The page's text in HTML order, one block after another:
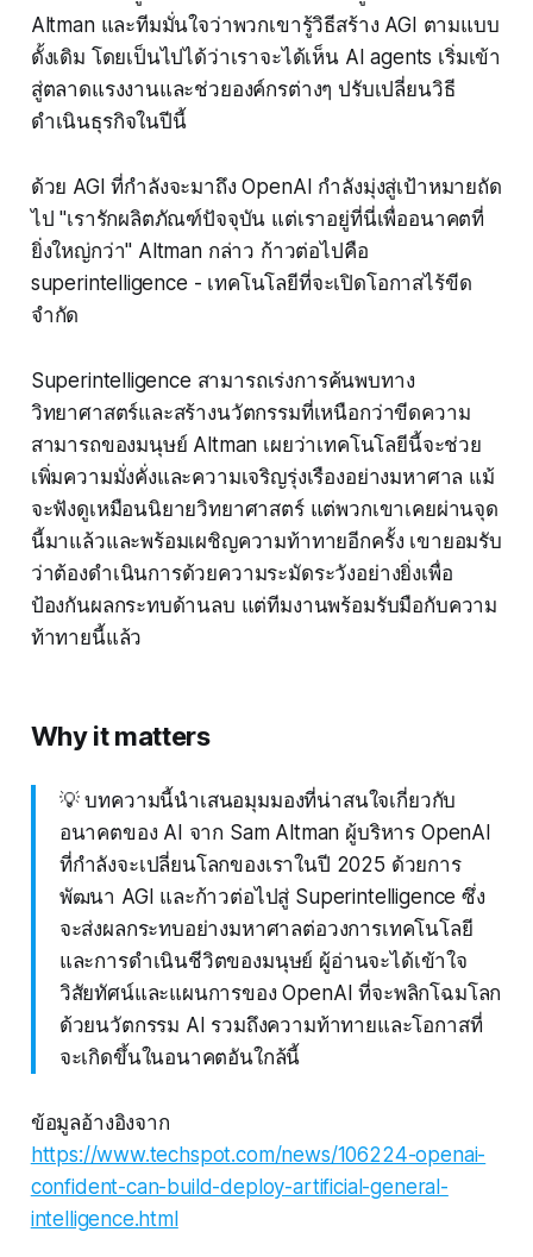
Altman และทีมมั่นใจว่าพวกเขารู้วิธีสร้าง AGI ตามแบบ
ดั้งเดิม โดยเป็นไปได้ว่าเราจะได้เห็น AI agents เริ่มเข้า
สู่ตลาดแรงงานและช่วยองค์กรต่างๆ ปรับเปลี่ยนวิธี
ดำเนินธุรกิจในปีนี้
ด้วย AGI ที่กำลังจะมาถึง OpenAI กำลังมุ่งสู่เป้าหมายถัด
ไป "เรารักผลิตภัณฑ์ปัจจุบัน แต่เราอยู่ที่นี่เพื่ออนาคตที่
ยิ่งใหญ่กว่า" Altman กล่าว ก้าวต่อไปคือ
superintelligence - เทคโนโลยีที่จะเปิดโอกาสไร้ขีด
จำกัด
Superintelligence สามารถเร่งการค้นพบทาง
วิทยาศาสตร์และสร้างนวัตกรรมที่เหนือกว่าขีดความ
สามารถของมนุษย์ Altman เผยว่าเทคโนโลยีนี้จะช่วย
เพิ่มความมั่งคั่งและความเจริญรุ่งเรืองอย่างมหาศาล แม้
จะฟังดูเหมือนนิยายวิทยาศาสตร์ แต่พวกเขาเคยผ่านจุด
นี้มาแล้วและพร้อมเผชิญความท้าทายอีกครั้ง เขายอมรับ
ว่าต้องดำเนินการด้วยความระมัดระวังอย่างยิ่งเพื่อ
ป้องกันผลกระทบด้านลบ แต่ทีมงานพร้อมรับมือกับความ
ท้าทายนี้แล้ว
Why it matters
💡 บทความนี้นำเสนอมุมมองที่น่าสนใจเกี่ยวกับ
อนาคตของ AI จาก Sam Altman ผู้บริหาร OpenAI
ที่กำลังจะเปลี่ยนโลกของเราในปี 2025 ด้วยการ
พัฒนา AGI และก้าวต่อไปสู่ Superintelligence ซึ่ง
จะส่งผลกระทบอย่างมหาศาลต่อวงการเทคโนโลยี
และการดำเนินชีวิตของมนุษย์ ผู้อ่านจะได้เข้าใจ
วิสัยทัศน์และแผนการของ OpenAI ที่จะพลิกโฉมโลก
ด้วยนวัตกรรม AI รวมถึงความท้าทายและโอกาสที่
จะเกิดขึ้นในอนาคตอันใกล้นี้
ข้อมูลอ้างอิงจาก
https://www.techspot.com/news/106224-openai-
confident-can-build-deploy-artificial-general-
intelligence.html